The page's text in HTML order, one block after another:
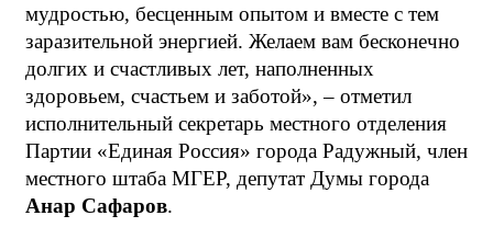
мудростью, бесценным опытом и вместе с тем
заразительной энергией. Желаем вам бесконечно
долгих и счастливых лет, наполненных
здоровьем, счастьем и заботой», – отметил
исполнительный секретарь местного отделения
Партии «Единая Россия» города Радужный, член
местного штаба МГЕР, депутат Думы города
Анар Сафаров.